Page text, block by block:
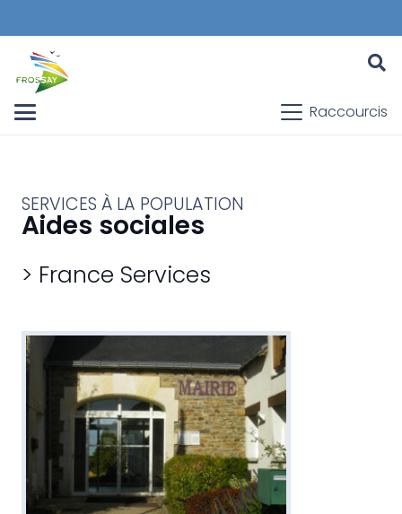
Raccourcis
SERVICES À LA POPULATION
Aides sociales
> France Services